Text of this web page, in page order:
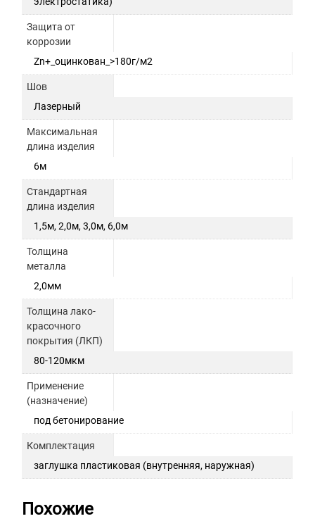
Защита от
коррозии
Zn+_оцинкован_>180г/м2
Шов
Лазерный
Максимальная
длина изделия
6м
Стандартная
длина изделия
1,5м, 2,0м, 3,0м, 6,0м
Толщина
металла
2,0мм
Толщина лако-
красочного
покрытия (ЛКП)
80-120мкм
Применение
(назначение)
под бетонирование
Комплектация
заглушка пластиковая (внутренняя, наружная)
Похожие